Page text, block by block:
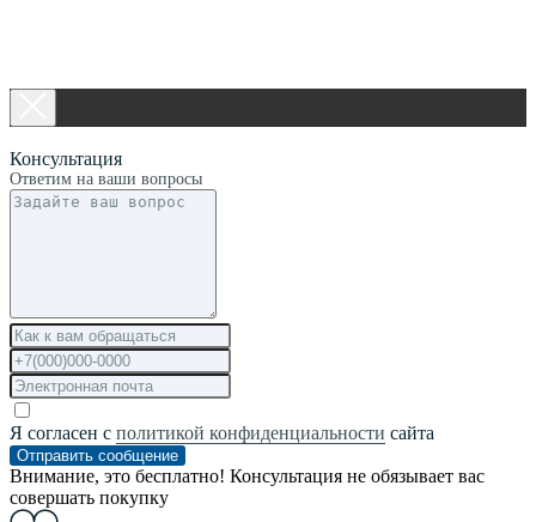
Консультация
Ответим на ваши вопросы
Я согласен с политикой конфиденциальности сайта
Отправить сообщение
Внимание, это бесплатно! Консультация не обязывает вас
совершать покупку